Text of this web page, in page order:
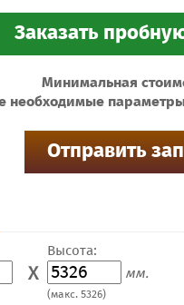
Минимальная
необходимые
X
Высота:
мм.
(макс. 5326)